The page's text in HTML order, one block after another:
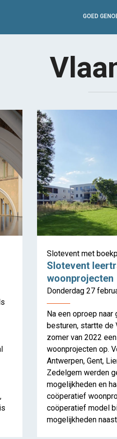
GOED
op de
Slotevent met
Slotevent
woonprojecten
Donderdag 27
Na een oproep
besturen, startte de
zomer van 2022
woonprojecten op.
Antwerpen, Gent,
Zedelgem werden
mogelijkheden en
coöperatief
coöperatief model
mogelijkheden